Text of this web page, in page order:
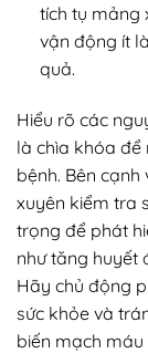
tích tụ mảng
vận động ít
quả.
Hiểu rõ các
là chìa khóa
bệnh. Bên
xuyên kiểm tra
trọng để phát
như tăng huyết
Hãy chủ động
sức khỏe và
biến mạch